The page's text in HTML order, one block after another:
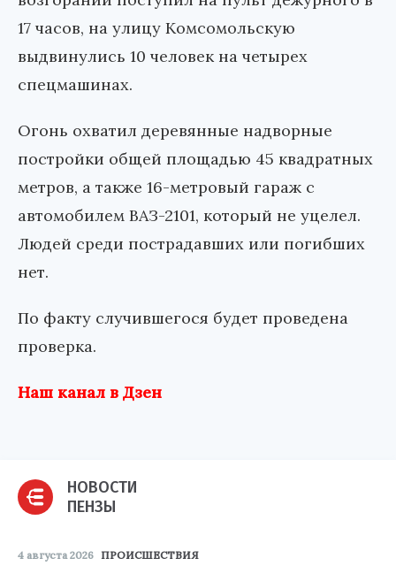
17 часов, на улицу Комсомольскую
выдвинулись 10 человек на четырех
спецмашинах.
Огонь охватил деревянные надворные
постройки общей площадью 45 квадратных
метров, а также 16-метровый гараж с
автомобилем ВАЗ-2101, который не уцелел.
Людей среди пострадавших или погибших
нет.
По факту случившегося будет проведена
проверка.
Наш канал в Дзен
НОВОСТИ
ПЕНЗЫ
4 августа 2026 ПРОИСШЕСТВИЯ